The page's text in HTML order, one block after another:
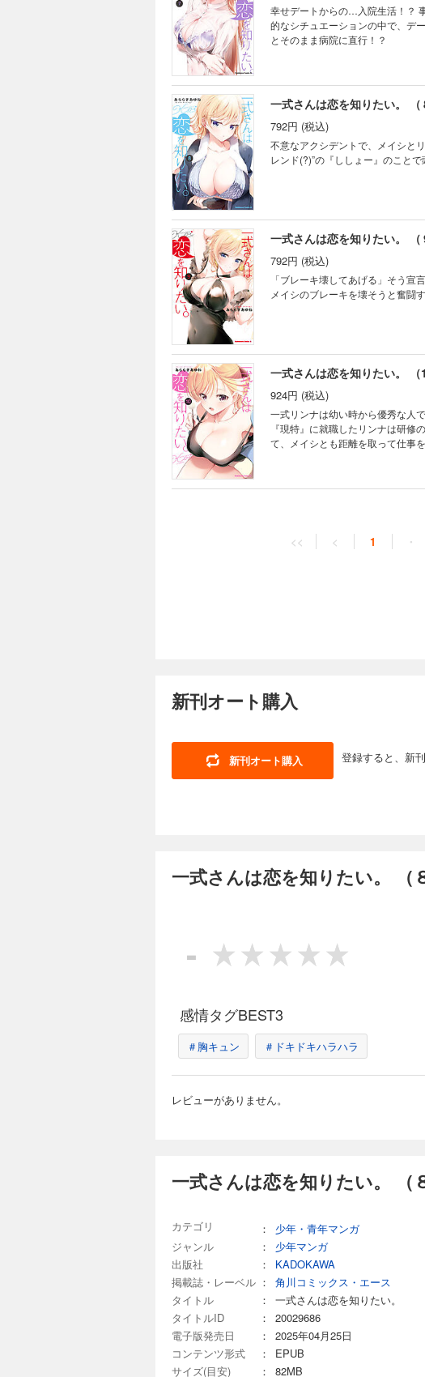
幸せデートからの…入院生活！？
的なシチュエーションの中で、デ
とそのまま病院に直行！？
一式さんは恋を知りたい。 （
792円 (税込)
不意なアクシデントで、メイシと
レンド(?)”の『ししょー』のこと
一式さんは恋を知りたい。 （
792円 (税込)
「ブレーキ壊してあげる」そう
メイシのブレーキを壊そうと奮闘
一式さんは恋を知りたい。 （
924円 (税込)
一式リンナは幼い時から優秀な人
『現特』に就職したリンナは研
て、メイシとも距離を取って仕事
<< < 1 ・
新刊オート購入
新刊オート購入 登録すると、新
一式さんは恋を知りたい。 （
-
感情タグBEST3
＃胸キュン ＃ドキドキハラハラ
レビューがありません。
一式さんは恋を知りたい。 （
カテゴリ ：
少年・青年マンガ
ジャンル
：
少年マンガ
出版社
：
KADOKAWA
掲載誌・レーベル ：
角川コミックス・エース
タイトル
：
一式さんは恋を知りたい。
タイトルID
：
20029686
電子版発売日
：
2025年04月25日
コンテンツ形式
：
EPUB
サイズ(目安)
： 82MB